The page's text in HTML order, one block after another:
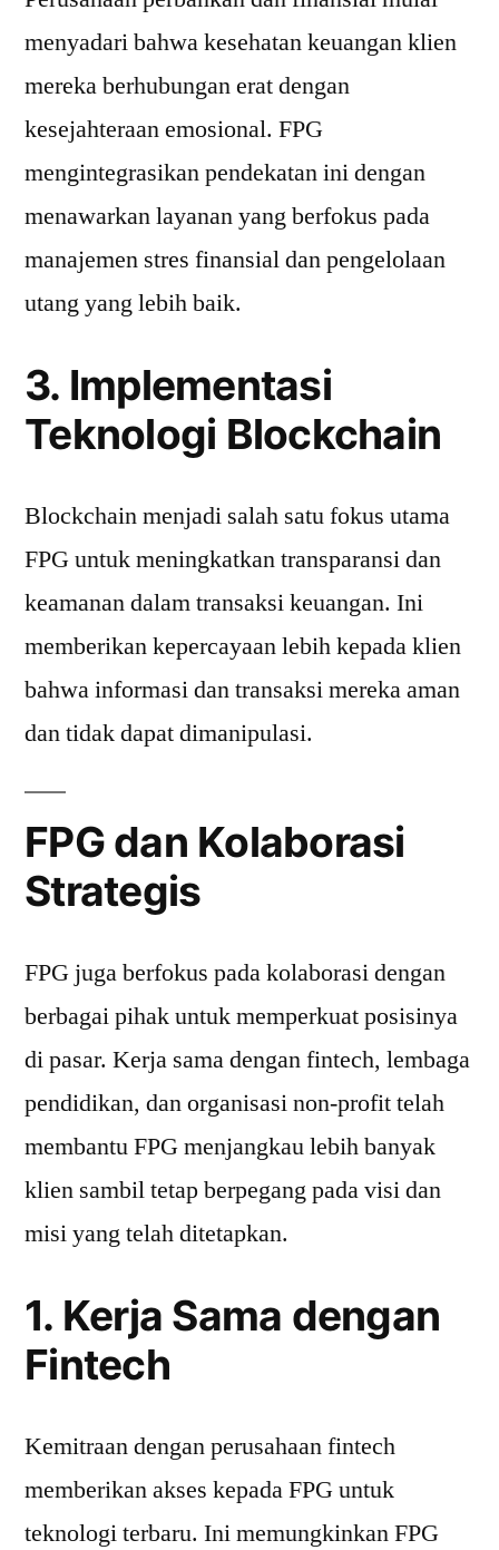
menyadari bahwa kesehatan keuangan klien
mereka berhubungan erat dengan
kesejahteraan emosional. FPG
mengintegrasikan pendekatan ini dengan
menawarkan layanan yang berfokus pada
manajemen stres finansial dan pengelolaan
utang yang lebih baik.
3. Implementasi
Teknologi Blockchain
Blockchain menjadi salah satu fokus utama
FPG untuk meningkatkan transparansi dan
keamanan dalam transaksi keuangan. Ini
memberikan kepercayaan lebih kepada klien
bahwa informasi dan transaksi mereka aman
dan tidak dapat dimanipulasi.
FPG dan Kolaborasi
Strategis
FPG juga berfokus pada kolaborasi dengan
berbagai pihak untuk memperkuat posisinya
di pasar. Kerja sama dengan fintech, lembaga
pendidikan, dan organisasi non-profit telah
membantu FPG menjangkau lebih banyak
klien sambil tetap berpegang pada visi dan
misi yang telah ditetapkan.
1. Kerja Sama dengan
Fintech
Kemitraan dengan perusahaan fintech
memberikan akses kepada FPG untuk
teknologi terbaru. Ini memungkinkan FPG